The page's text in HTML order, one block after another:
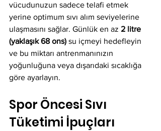
vücudunuzun sadece telafi etmek
yerine optimum sıvı alım seviyelerine
ulaşmasını sağlar. Günlük en az 2 litre
(yaklaşık 68 ons) su içmeyi hedefleyin
ve bu miktarı antrenmanınızın
yoğunluğuna veya dışarıdaki sıcaklığa
göre ayarlayın.
Spor Öncesi Sıvı
Tüketimi İpuçları